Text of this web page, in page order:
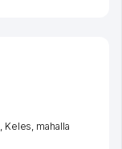
Keles mahalla